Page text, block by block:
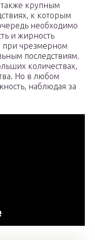
крупным
к которым
необходимо
и жирность
при чрезмерном
последствиям.
количествах,
Но в любом
наблюдая за